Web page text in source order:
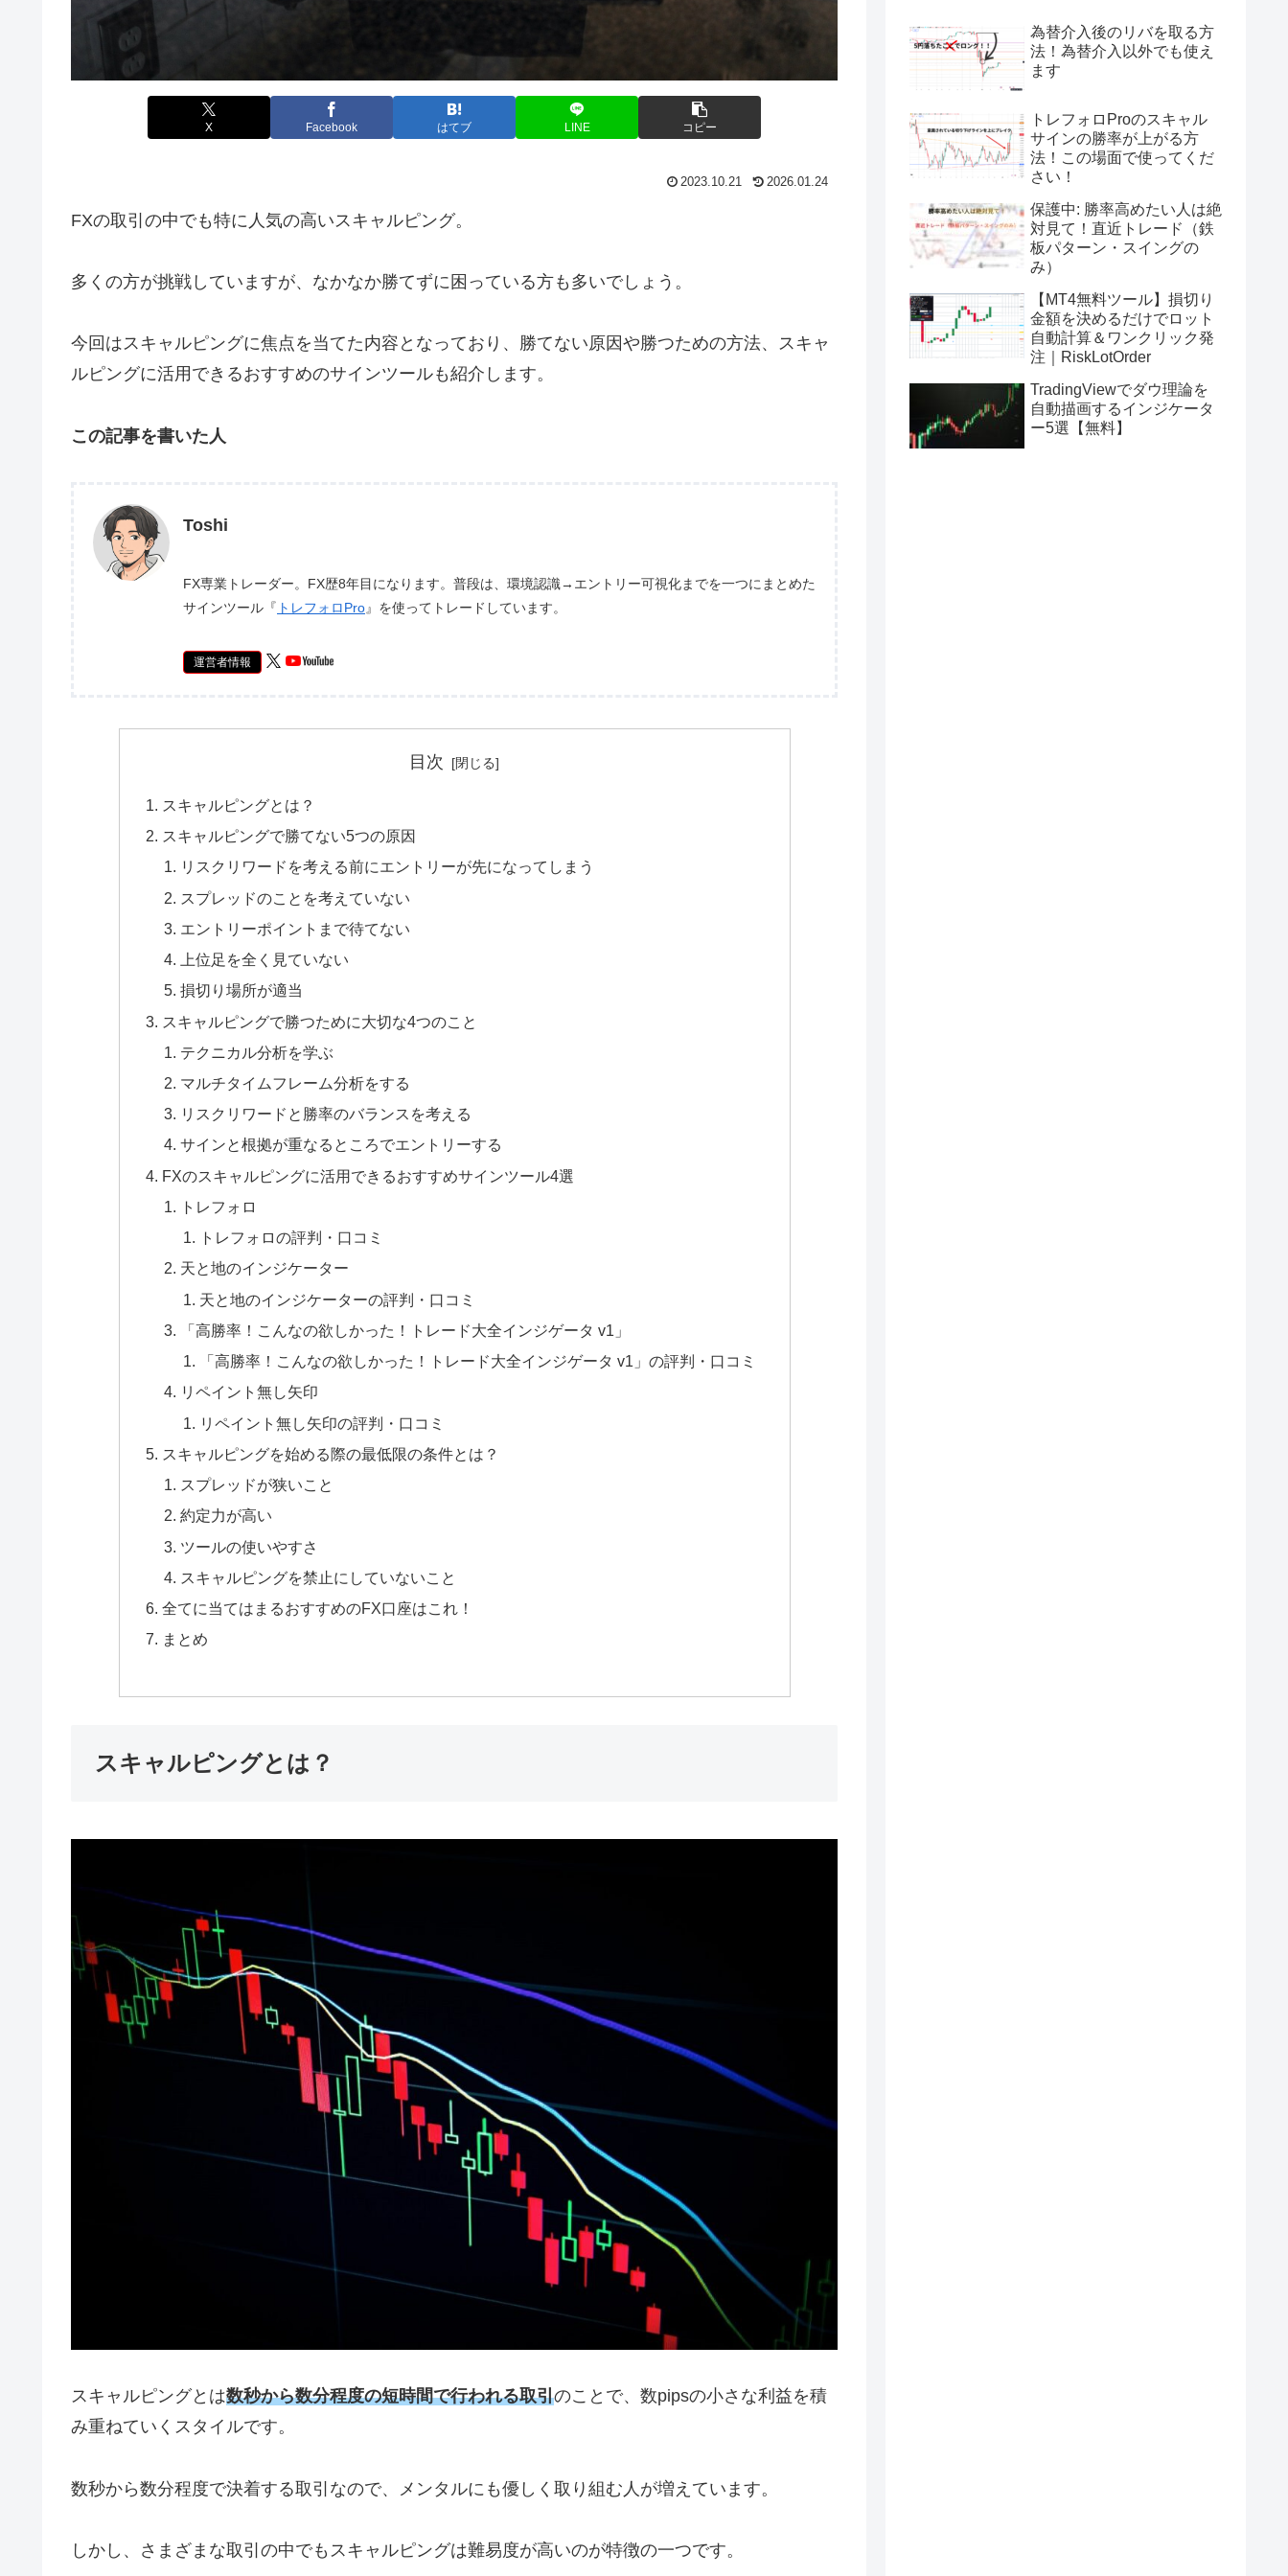
X Facebook はてブ LINE コピー
2023.10.21 2026.01.24
FXの取引の中でも特に人気の高いスキャルピング。
多くの方が挑戦していますが、なかなか勝てずに困っている方も多いでしょう。
今回はスキャルピングに焦点を当てた内容となっており、勝てない原因や勝つための方法、スキャ
ルピングに活用できるおすすめのサインツールも紹介します。
この記事を書いた人
Toshi
FX専業トレーダー。FX歴8年目になります。普段は、環境認識→エントリー可視化までを一つにまとめた
サインツール『 トレフォロPro』を使ってトレードしています。
運営者情報
目次
スキャルピングとは？
スキャルピングで勝てない5つの原因
リスクリワードを考える前にエントリーが先になってしまう
スプレッドのことを考えていない
エントリーポイントまで待てない
上位足を全く見ていない
損切り場所が適当
スキャルピングで勝つために大切な4つのこと
テクニカル分析を学ぶ
マルチタイムフレーム分析をする
リスクリワードと勝率のバランスを考える
サインと根拠が重なるところでエントリーする
FXのスキャルピングに活用できるおすすめサインツール4選
トレフォロ
トレフォロの評判・口コミ
天と地のインジケーター
天と地のインジケーターの評判・口コミ
「高勝率！こんなの欲しかった！トレード大全インジゲータ v1」
「高勝率！こんなの欲しかった！トレード大全インジゲータ v1」の評判・口コミ
リペイント無し矢印
リペイント無し矢印の評判・口コミ
スキャルピングを始める際の最低限の条件とは？
スプレッドが狭いこと
約定力が高い
ツールの使いやすさ
スキャルピングを禁止にしていないこと
全てに当てはまるおすすめのFX口座はこれ！
まとめ
スキャルピングとは？
スキャルピングとは数秒から数分程度の短時間で行われる取引のことで、数pipsの小さな利益を積
み重ねていくスタイルです。
数秒から数分程度で決着する取引なので、メンタルにも優しく取り組む人が増えています。
しかし、さまざまな取引の中でもスキャルピングは難易度が高いのが特徴の一つです。
為替介入後のリバを取る方
法！為替介入以外でも使え
ます
トレフォロProのスキャル
サインの勝率が上がる方
法！この場面で使ってくだ
さい！
保護中: 勝率高めたい人は絶
対見て！直近トレード（鉄
板パターン・スイングの
み）
【MT4無料ツール】損切り
金額を決めるだけでロット
自動計算＆ワンクリック発
注｜RiskLotOrder
TradingViewでダウ理論を
自動描画するインジケータ
ー5選【無料】